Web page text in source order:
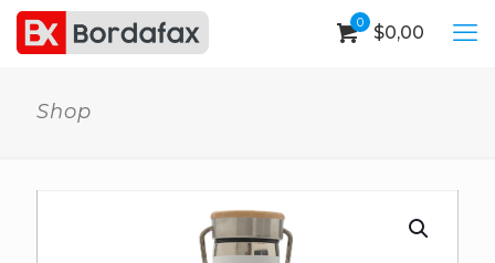
0 $0,00
Shop